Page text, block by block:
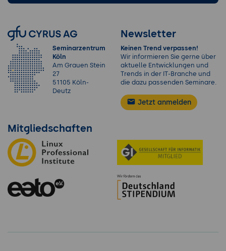
Seminarzentrum
Köln
Am Grauen Stein
27
51105 Köln-
Deutz
Newsletter
Keinen Trend verpassen!
Wir informieren Sie gerne über
aktuelle Entwicklungen und
Trends in der IT-Branche und
die dazu passenden Seminare.
Jetzt anmelden
Mitgliedschaften